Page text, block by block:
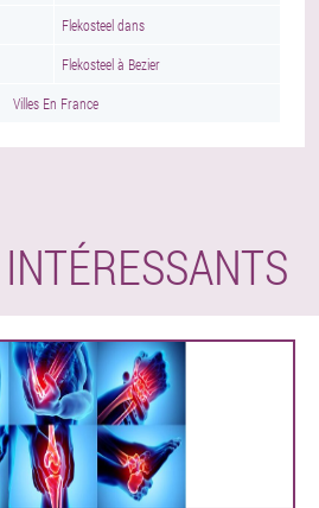
Flekosteel dans
Flekosteel à Bezier
Villes En France